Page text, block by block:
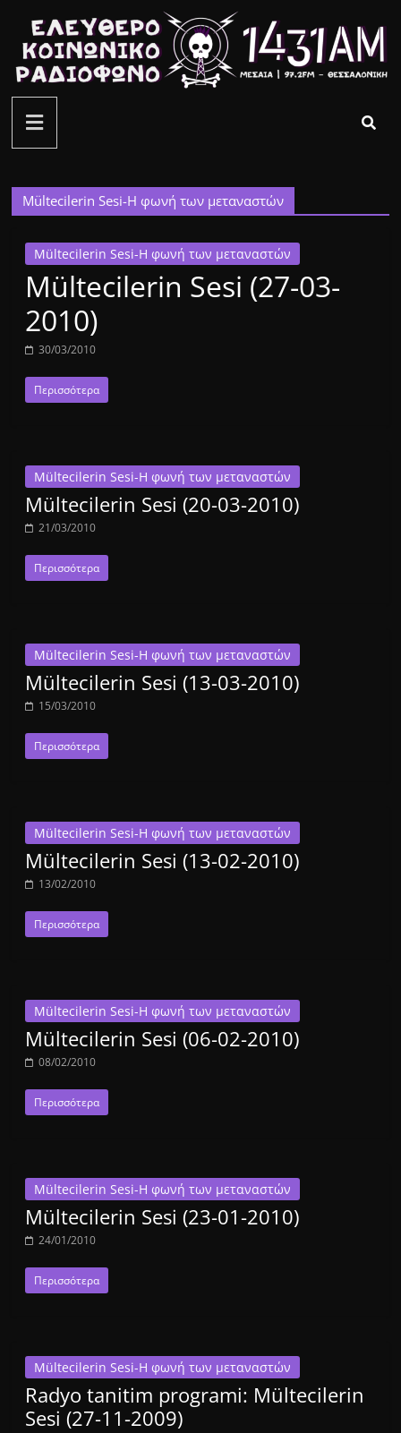
περιεχόμενο
ελεύθερο
κοινωνικό
ραδιόφωνο
1431AM
Mültecilerin Sesi-Η φωνή των μεταναστών
Mültecilerin Sesi-Η φωνή των μεταναστών
Mültecilerin Sesi (27-03-
2010)
30/03/2010
Περισσότερα
Mültecilerin Sesi-Η φωνή των μεταναστών
Mültecilerin Sesi (20-03-2010)
21/03/2010
Περισσότερα
Mültecilerin Sesi-Η φωνή των μεταναστών
Mültecilerin Sesi (13-03-2010)
15/03/2010
Περισσότερα
Mültecilerin Sesi-Η φωνή των μεταναστών
Mültecilerin Sesi (13-02-2010)
13/02/2010
Περισσότερα
Mültecilerin Sesi-Η φωνή των μεταναστών
Mültecilerin Sesi (06-02-2010)
08/02/2010
Περισσότερα
Mültecilerin Sesi-Η φωνή των μεταναστών
Mültecilerin Sesi (23-01-2010)
24/01/2010
Περισσότερα
Mültecilerin Sesi-Η φωνή των μεταναστών
Radyo tanitim programi: Mültecilerin
Sesi (27-11-2009)